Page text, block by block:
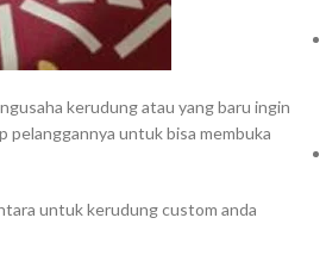
kerudung atau yang baru ingin
pelanggannya untuk bisa membuka
untuk kerudung custom anda